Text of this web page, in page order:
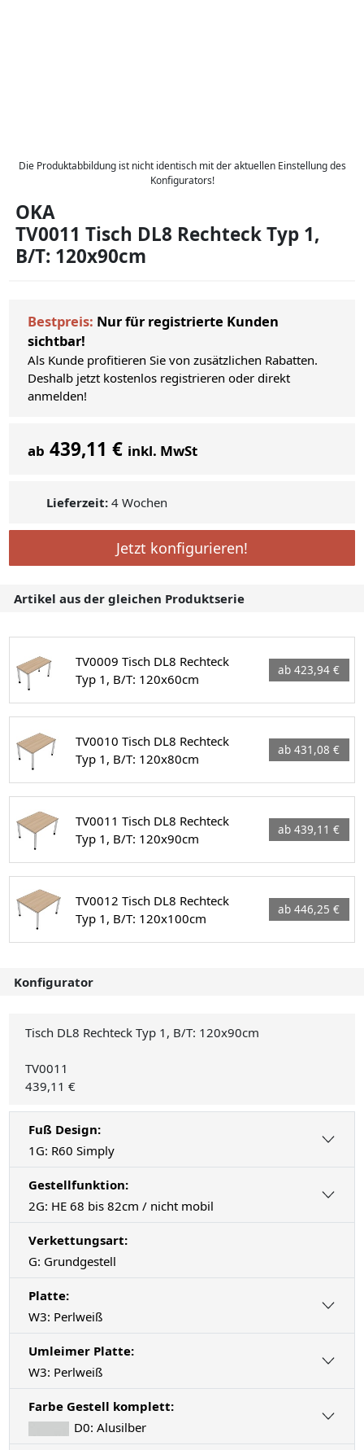
Die Produktabbildung ist nicht identisch mit der aktuellen Einstellung des
Konfigurators!
OKA
TV0011 Tisch DL8 Rechteck Typ 1,
B/T: 120x90cm
Bestpreis: Nur für registrierte Kunden
sichtbar!
Als Kunde profitieren Sie von zusätzlichen Rabatten.
Deshalb jetzt kostenlos registrieren oder direkt
anmelden!
ab 439,11 € inkl. MwSt
Lieferzeit: 4 Wochen
Jetzt konfigurieren!
Artikel aus der gleichen Produktserie
TV0009 Tisch DL8 Rechteck
Typ 1, B/T: 120x60cm
ab 423,94 €
TV0010 Tisch DL8 Rechteck
Typ 1, B/T: 120x80cm
ab 431,08 €
TV0011 Tisch DL8 Rechteck
Typ 1, B/T: 120x90cm
ab 439,11 €
TV0012 Tisch DL8 Rechteck
Typ 1, B/T: 120x100cm
ab 446,25 €
Konfigurator
Tisch DL8 Rechteck Typ 1, B/T: 120x90cm
TV0011
439,11 €
Fuß Design:
1G: R60 Simply
Gestellfunktion:
2G: HE 68 bis 82cm / nicht mobil
Verkettungsart:
G: Grundgestell
Platte:
W3: Perlweiß
Umleimer Platte:
W3: Perlweiß
Farbe Gestell komplett:
D0: Alusilber